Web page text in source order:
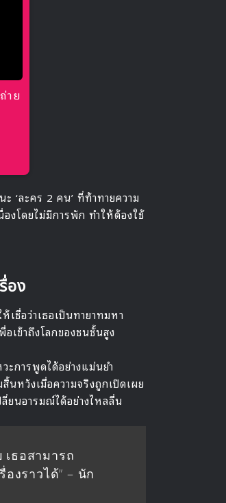
าย
‘ละคร 2 คน’ ที่ท้าทายความ
งโดยไม่มีการพัก ทำให้ต้องใช้
อง
ชื่อว่าเธอเป็นทายาทมหา
เข้าถึงโลกของชนชั้นสูง
ะการพูดได้อย่างแม่นยำ
นหวังเมื่อความจริงถูกเปิดเผย
ยนอารมณ์ได้อย่างไหลลื่น
ธอสามารถ
งราวได้” – นัก